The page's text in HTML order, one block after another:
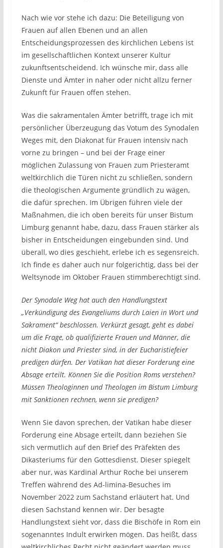
Nach wie vor stehe ich dazu: Die Beteiligung von
Frauen auf allen Ebenen und an allen
Entscheidungsprozessen des kirchlichen Lebens ist
im gesellschaftlichen Kontext unserer Kultur
zukunftsentscheidend. Ich wünsche mir, dass alle
Dienste und Ämter in naher oder nicht allzu ferner
Zukunft für Frauen offen stehen.
Was die sakramentalen Ämter betrifft, trage ich mit
persönlicher Überzeugung das Votum des Synodalen
Weges mit, den Diakonat für Frauen intensiv nach
vorne zu bringen – und bei der Frage einer
möglichen Zulassung von Frauen zum Priesteramt
weltkirchlich die Türen nicht zu schließen, sondern
die theologischen Argumente gründlich zu wägen,
die dafür sprechen. Im Übrigen führen viele der
Maßnahmen, die ich oben bereits für unser Bistum
Limburg genannt habe, dazu, dass Frauen stärker als
bisher in Entscheidungen eingebunden sind. Und
überall, wo dies geschieht, erlebe ich es segensreich.
Ich finde es daher auch nur folgerichtig, dass bei der
Weltsynode im Oktober Frauen stimmberechtigt sind.
Der Synodale Weg hat auch den Handlungstext
„Verkündigung des Evangeliums durch Laien in Wort und
Sakrament“ beschlossen. Verkürzt gesagt, geht es dabei
um die Frage, ob qualifizierte Frauen und Männer, die
nicht Diakon und Priester sind, in der Eucharistiefeier
predigen dürfen. Der Vatikan hat dieser Forderung eine
Absage erteilt. Können Sie die Position Roms verstehen?
Müssen Theologinnen und Theologen im Bistum Limburg
mit Sanktionen rechnen, wenn sie predigen?
Wenn Sie davon sprechen, der Vatikan habe dieser
Forderung eine Absage erteilt, dann beziehen Sie
sich vermutlich auf den Brief des Präfekten des
Dikasteriums für den Gottesdienst. Dieser spiegelt
aber nur, was Kardinal Arthur Roche bei unserem
Treffen während des Ad-limina-Besuches im
November 2022 zum Sachstand erläutert hat. Und
diesen Sachstand kennen wir. Der besagte
Handlungstext sieht vor, dass die Bischöfe in Rom ein
sogenanntes Indult erwirken mögen. Das heißt, dass